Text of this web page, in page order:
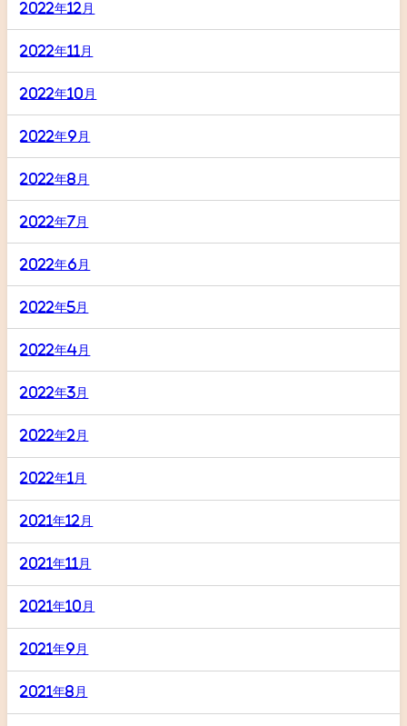
2022年12月
2022年11月
2022年10月
2022年9月
2022年8月
2022年7月
2022年6月
2022年5月
2022年4月
2022年3月
2022年2月
2022年1月
2021年12月
2021年11月
2021年10月
2021年9月
2021年8月